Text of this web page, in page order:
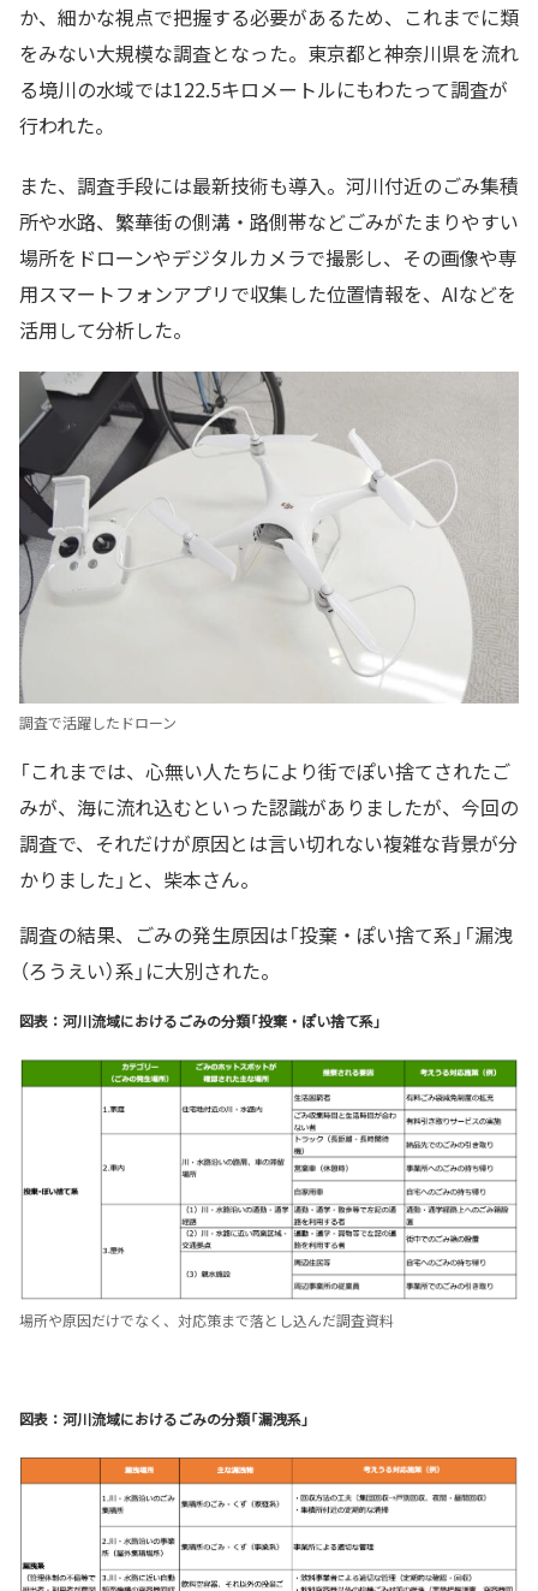
か、細かな視点で把握する必要があるため、これまでに類
をみない大規模な調査となった。東京都と神奈川県を流れ
る境川の水域では122.5キロメートルにもわたって調査が
行われた。
また、調査手段には最新技術も導入。河川付近のごみ集積
所や水路、繁華街の側溝・路側帯などごみがたまりやすい
場所をドローンやデジタルカメラで撮影し、その画像や専
用スマートフォンアプリで収集した位置情報を、AIなどを
活用して分析した。
調査で活躍したドローン
「これまでは、心無い人たちにより街でぽい捨てされたご
みが、海に流れ込むといった認識がありましたが、今回の
調査で、それだけが原因とは言い切れない複雑な背景が分
かりました」と、柴本さん。
調査の結果、ごみの発生原因は「投棄・ぽい捨て系」「漏洩
（ろうえい）系」に大別された。
図表：河川流域におけるごみの分類「投棄・ぽい捨て系」
場所や原因だけでなく、対応策まで落とし込んだ調査資料
図表：河川流域におけるごみの分類「漏洩系」